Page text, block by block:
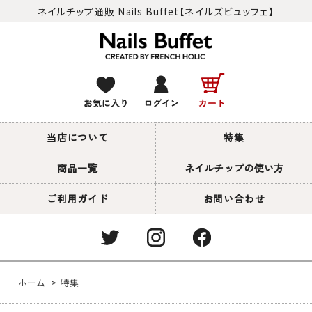
ネイルチップ通販 Nails Buffet【ネイルズビュッフェ】
当店について 特集
商品一覧 ネイルチップの使い方
ご利用ガイド お問い合わせ
ホーム > 特集